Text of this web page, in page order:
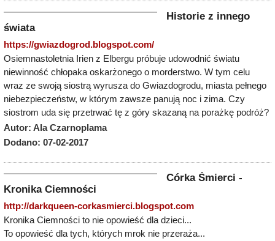
Historie z innego
świata
https://gwiazdogrod.blogspot.com/
Osiemnastoletnia Irien z Elbergu próbuje udowodnić światu
niewinność chłopaka oskarżonego o morderstwo. W tym celu
wraz ze swoją siostrą wyrusza do Gwiazdogrodu, miasta pełnego
niebezpieczeństw, w którym zawsze panują noc i zima. Czy
siostrom uda się przetrwać tę z góry skazaną na porażkę podróż?
Autor: Ala Czarnoplama
Dodano: 07-02-2017
Córka Śmierci -
Kronika Ciemności
http://darkqueen-corkasmierci.blogspot.com
Kronika Ciemności to nie opowieść dla dzieci...
To opowieść dla tych, których mrok nie przeraża...